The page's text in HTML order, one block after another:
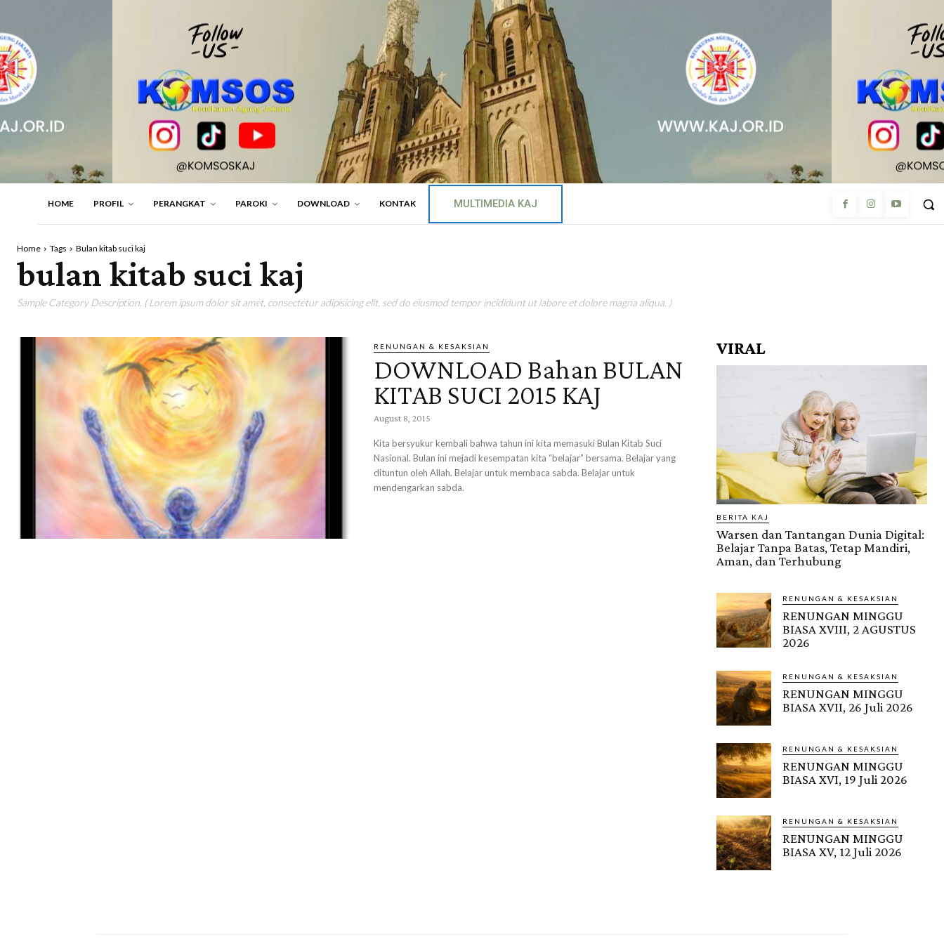
HOME PROFIL PERANGKAT PAROKI DOWNLOAD KONTAK MULTIMEDIA KAJ
Home Tags Bulan kitab suci kaj
bulan kitab suci kaj
Sample Category Description. ( Lorem ipsum dolor sit amet, consectetur adipisicing elit, sed do eiusmod tempor incididunt ut labore et dolore magna aliqua. )
RENUNGAN & KESAKSIAN
DOWNLOAD Bahan BULAN
KITAB SUCI 2015 KAJ
August 8, 2015
Kita bersyukur kembali bahwa tahun ini kita memasuki Bulan Kitab Suci
Nasional. Bulan ini mejadi kesempatan kita “belajar” bersama. Belajar yang
dituntun oleh Allah. Belajar untuk membaca sabda. Belajar untuk
mendengarkan sabda.
VIRAL
BERITA KAJ
Warsen dan Tantangan Dunia Digital:
Belajar Tanpa Batas, Tetap Mandiri,
Aman, dan Terhubung
RENUNGAN & KESAKSIAN
RENUNGAN MINGGU
BIASA XVIII, 2 AGUSTUS
2026
RENUNGAN & KESAKSIAN
RENUNGAN MINGGU
BIASA XVII, 26 Juli 2026
RENUNGAN & KESAKSIAN
RENUNGAN MINGGU
BIASA XVI, 19 Juli 2026
RENUNGAN & KESAKSIAN
RENUNGAN MINGGU
BIASA XV, 12 Juli 2026